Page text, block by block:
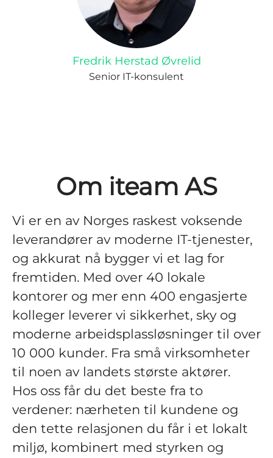
Fredrik Herstad Øvrelid
Senior IT-konsulent
Om iteam AS
Vi er en av Norges raskest voksende
leverandører av moderne IT-tjenester,
og akkurat nå bygger vi et lag for
fremtiden. Med over 40 lokale
kontorer og mer enn 400 engasjerte
kolleger leverer vi sikkerhet, sky og
moderne arbeidsplassløsninger til over
10 000 kunder. Fra små virksomheter
til noen av landets største aktører.
Hos oss får du det beste fra to
verdener: nærheten til kundene og
den tette relasjonen du får i et lokalt
miljø, kombinert med styrken og